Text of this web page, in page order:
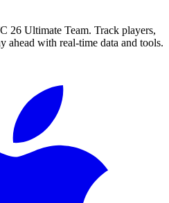
26 Ultimate Team. Track players,
ahead with real-time data and tools.